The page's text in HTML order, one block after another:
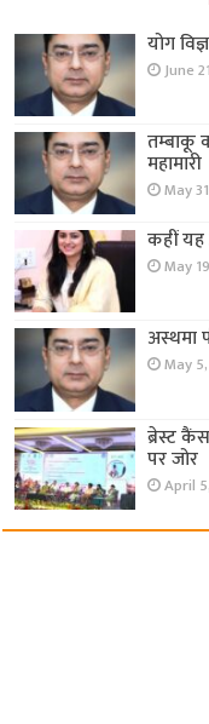
योग
June
तम्बाकू
महामारी
May
कहीं यह
May
अस्थमा
May
ब्रेस्ट
पर जोर
April